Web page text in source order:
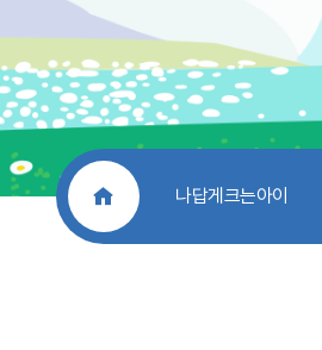
처음으로나답게크는아이